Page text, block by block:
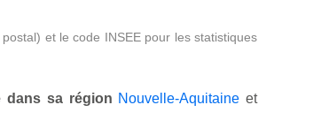
et le code INSEE pour les statistiques
dans sa région Nouvelle-Aquitaine et